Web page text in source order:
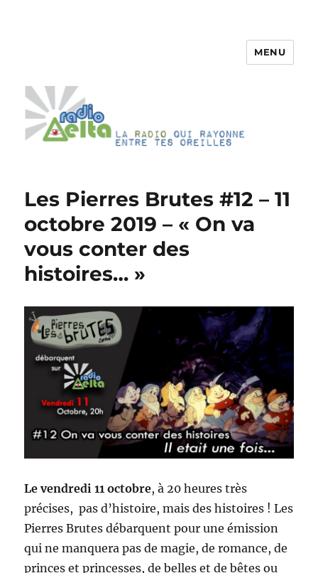
MENU
Les Pierres Brutes #12 – 11
octobre 2019 – « On va
vous conter des
histoires… »
Le vendredi 11 octobre, à 20 heures très
précises, pas d’histoire, mais des histoires ! Les
Pierres Brutes débarquent pour une émission
qui ne manquera pas de magie, de romance, de
princes et princesses, de belles et de bêtes ou